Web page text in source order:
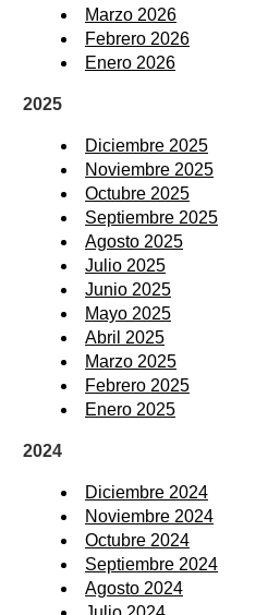
Marzo 2026
Febrero 2026
Enero 2026
2025
Diciembre 2025
Noviembre 2025
Octubre 2025
Septiembre 2025
Agosto 2025
Julio 2025
Junio 2025
Mayo 2025
Abril 2025
Marzo 2025
Febrero 2025
Enero 2025
2024
Diciembre 2024
Noviembre 2024
Octubre 2024
Septiembre 2024
Agosto 2024